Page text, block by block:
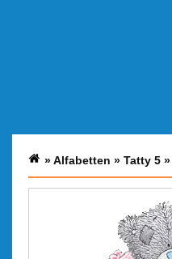
»Alfabetten » Tatty 5 »